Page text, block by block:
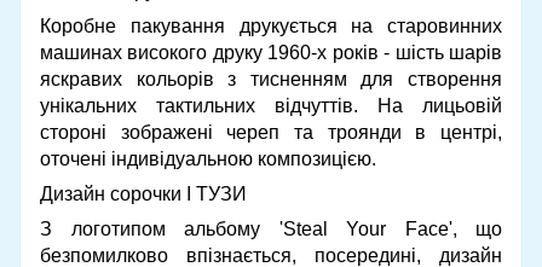
Коробне пакування друкується на старовинних
машинах високого друку 1960-х років - шість шарів
яскравих кольорів з тисненням для створення
унікальних тактильних відчуттів. На лицьовій
стороні зображені череп та троянди в центрі,
оточені індивідуальною композицією.
Дизайн сорочки І ТУЗИ
З логотипом альбому 'Steal Your Face', що
безпомилково впізнається, посередині, дизайн